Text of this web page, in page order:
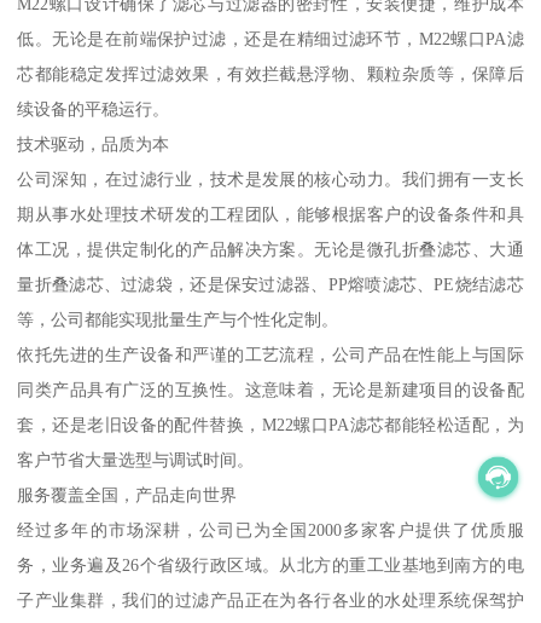
低。无论是在前端保护过滤，还是在精细过滤环节，M22螺口PA滤
芯都能稳定发挥过滤效果，有效拦截悬浮物、颗粒杂质等，保障后
续设备的平稳运行。
技术驱动，品质为本
公司深知，在过滤行业，技术是发展的核心动力。我们拥有一支长
期从事水处理技术研发的工程团队，能够根据客户的设备条件和具
体工况，提供定制化的产品解决方案。无论是微孔折叠滤芯、大通
量折叠滤芯、过滤袋，还是保安过滤器、PP熔喷滤芯、PE烧结滤芯
等，公司都能实现批量生产与个性化定制。
依托先进的生产设备和严谨的工艺流程，公司产品在性能上与国际
同类产品具有广泛的互换性。这意味着，无论是新建项目的设备配
套，还是老旧设备的配件替换，M22螺口PA滤芯都能轻松适配，为
客户节省大量选型与调试时间。
服务覆盖全国，产品走向世界
经过多年的市场深耕，公司已为全国2000多家客户提供了优质服
务，业务遍及26个省级行政区域。从北方的重工业基地到南方的电
子产业集群，我们的过滤产品正在为各行各业的水处理系统保驾护